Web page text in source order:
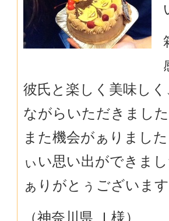
彼氏と楽しく美味し
ながらいただきまし
また機会がぁりまし
ぃい思い出ができま
ぁりがとぅございま
（神奈川県 Ｉ様）